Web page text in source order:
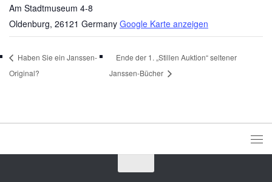
Am Stadtmuseum 4-8
Oldenburg, 26121 Germany Google Karte anzeigen
Haben Sie ein Janssen-
Original?
Ende der 1. „Stillen Auktion“ seltener
Janssen-Bücher